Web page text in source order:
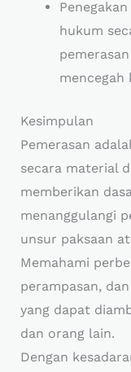
hukum
mencegah
Kesimpulan
Pemerasan
secara material
memberikan
menanggulangi
unsur paksaan
Memahami
perampasan,
yang dapat
dan orang lain.
Dengan